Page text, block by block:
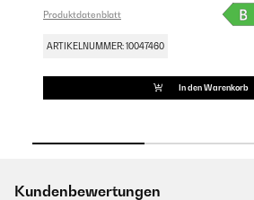
Produktdatenblatt
ARTIKELNUMMER: 10047460
In den Warenkorb
Kundenbewertungen